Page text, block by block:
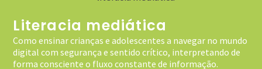
Literacia mediática
Como ensinar crianças e adolescentes a navegar no mundo
digital com segurança e sentido crítico, interpretando de
forma consciente o fluxo constante de informação.